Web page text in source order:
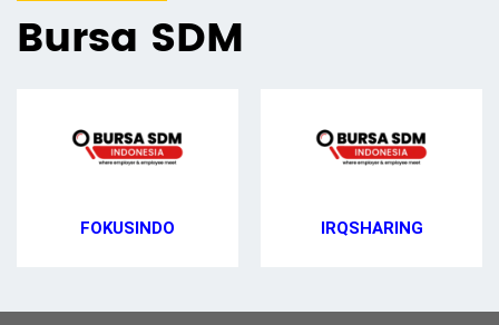
Bursa SDM
IRQSHARING FOKUSINDO